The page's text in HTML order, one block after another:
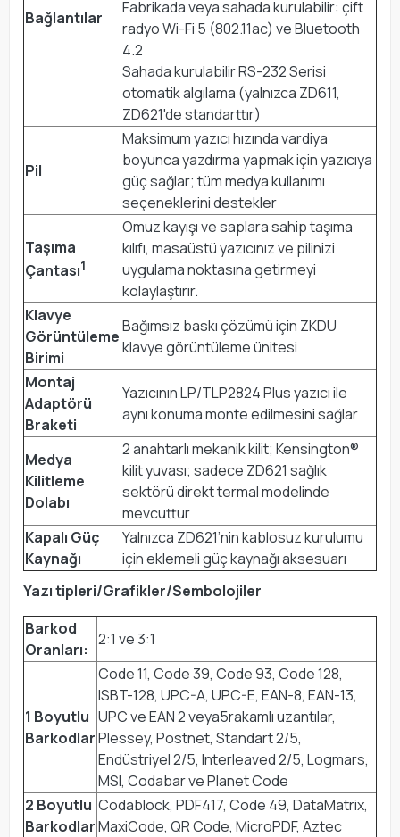
Bağlantılar
Fabrikada veya sahada kurulabilir: çift
radyo Wi-Fi 5 (802.11ac) ve Bluetooth
4.2
Sahada kurulabilir RS-232 Serisi
otomatik algılama (yalnızca ZD611,
ZD621'de standarttır)
Pil
Maksimum yazıcı hızında vardiya
boyunca yazdırma yapmak için yazıcıya
güç sağlar; tüm medya kullanımı
seçeneklerini destekler
Taşıma
Çantası1
Omuz kayışı ve saplara sahip taşıma
kılıfı, masaüstü yazıcınız ve pilinizi
uygulama noktasına getirmeyi
kolaylaştırır.
Klavye
Görüntüleme
Birimi
Bağımsız baskı çözümü için ZKDU
klavye görüntüleme ünitesi
Montaj
Adaptörü
Braketi
Yazıcının LP/TLP2824 Plus yazıcı ile
aynı konuma monte edilmesini sağlar
Medya
Kilitleme
Dolabı
2 anahtarlı mekanik kilit; Kensington®
kilit yuvası; sadece ZD621 sağlık
sektörü direkt termal modelinde
mevcuttur
Kapalı Güç
Kaynağı
Yalnızca ZD621’nin kablosuz kurulumu
için eklemeli güç kaynağı aksesuarı
Yazı tipleri/Grafikler/Sembolojiler
Barkod
Oranları:
2:1 ve 3:1
1 Boyutlu
Barkodlar
Code 11, Code 39, Code 93, Code 128,
ISBT-128, UPC-A, UPC-E, EAN-8, EAN-13,
UPC ve EAN 2 veya5rakamlı uzantılar,
Plessey, Postnet, Standart 2/5,
Endüstriyel 2/5, Interleaved 2/5, Logmars,
MSI, Codabar ve Planet Code
2 Boyutlu
Barkodlar
Codablock, PDF417, Code 49, DataMatrix,
MaxiCode, QR Code, MicroPDF, Aztec